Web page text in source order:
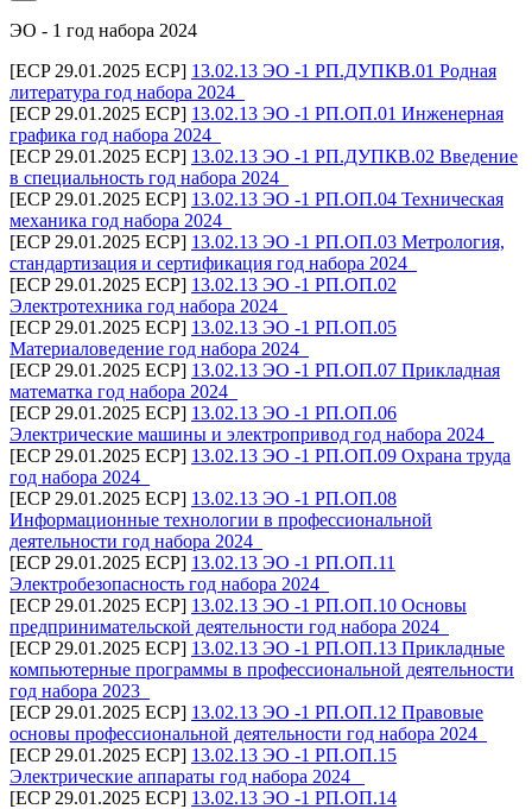
ЭО - 1 год набора 2024
[ECP 29.01.2025 ECP] 13.02.13 ЭО -1 РП.ДУПКВ.01 Родная
литература год набора 2024_
[ECP 29.01.2025 ECP] 13.02.13 ЭО -1 РП.ОП.01 Инженерная
графика год набора 2024_
[ECP 29.01.2025 ECP] 13.02.13 ЭО -1 РП.ДУПКВ.02 Введение
в специальность год набора 2024_
[ECP 29.01.2025 ECP] 13.02.13 ЭО -1 РП.ОП.04 Техническая
механика год набора 2024_
[ECP 29.01.2025 ECP] 13.02.13 ЭО -1 РП.ОП.03 Метрология,
стандартизация и сертификация год набора 2024_
[ECP 29.01.2025 ECP] 13.02.13 ЭО -1 РП.ОП.02
Электротехника год набора 2024_
[ECP 29.01.2025 ECP] 13.02.13 ЭО -1 РП.ОП.05
Материаловедение год набора 2024_
[ECP 29.01.2025 ECP] 13.02.13 ЭО -1 РП.ОП.07 Прикладная
математка год набора 2024_
[ECP 29.01.2025 ECP] 13.02.13 ЭО -1 РП.ОП.06
Электрические машины и электропривод год набора 2024_
[ECP 29.01.2025 ECP] 13.02.13 ЭО -1 РП.ОП.09 Охрана труда
год набора 2024_
[ECP 29.01.2025 ECP] 13.02.13 ЭО -1 РП.ОП.08
Информационные технологии в профессиональной
деятельности год набора 2024_
[ECP 29.01.2025 ECP] 13.02.13 ЭО -1 РП.ОП.11
Электробезопасность год набора 2024_
[ECP 29.01.2025 ECP] 13.02.13 ЭО -1 РП.ОП.10 Основы
предпринимательской деятельности год набора 2024_
[ECP 29.01.2025 ECP] 13.02.13 ЭО -1 РП.ОП.13 Прикладные
компьютерные программы в профессиональной деятельности
год набора 2023_
[ECP 29.01.2025 ECP] 13.02.13 ЭО -1 РП.ОП.12 Правовые
основы профессиональной деятельности год набора 2024_
[ECP 29.01.2025 ECP] 13.02.13 ЭО -1 РП.ОП.15
Электрические аппараты год набора 2024 _
[ECP 29.01.2025 ECP] 13.02.13 ЭО -1 РП.ОП.14